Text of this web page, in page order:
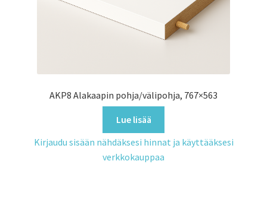
AKP8 Alakaapin pohja/välipohja, 767×563
Lue lisää
Kirjaudu sisään nähdäksesi hinnat ja käyttääksesi
verkkokauppaa